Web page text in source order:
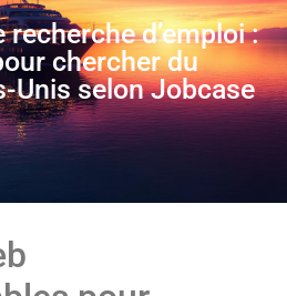
d’emploi :
chercher du
Unis selon Jobcase